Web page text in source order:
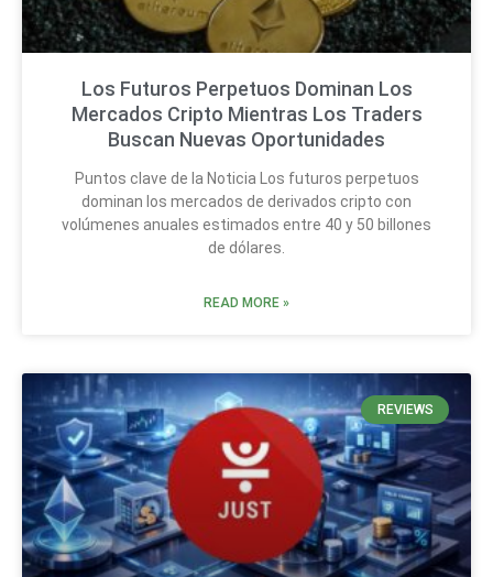
Los Futuros Perpetuos Dominan Los
Mercados Cripto Mientras Los Traders
Buscan Nuevas Oportunidades
Puntos clave de la Noticia Los futuros perpetuos
dominan los mercados de derivados cripto con
volúmenes anuales estimados entre 40 y 50 billones
de dólares.
READ MORE »
REVIEWS